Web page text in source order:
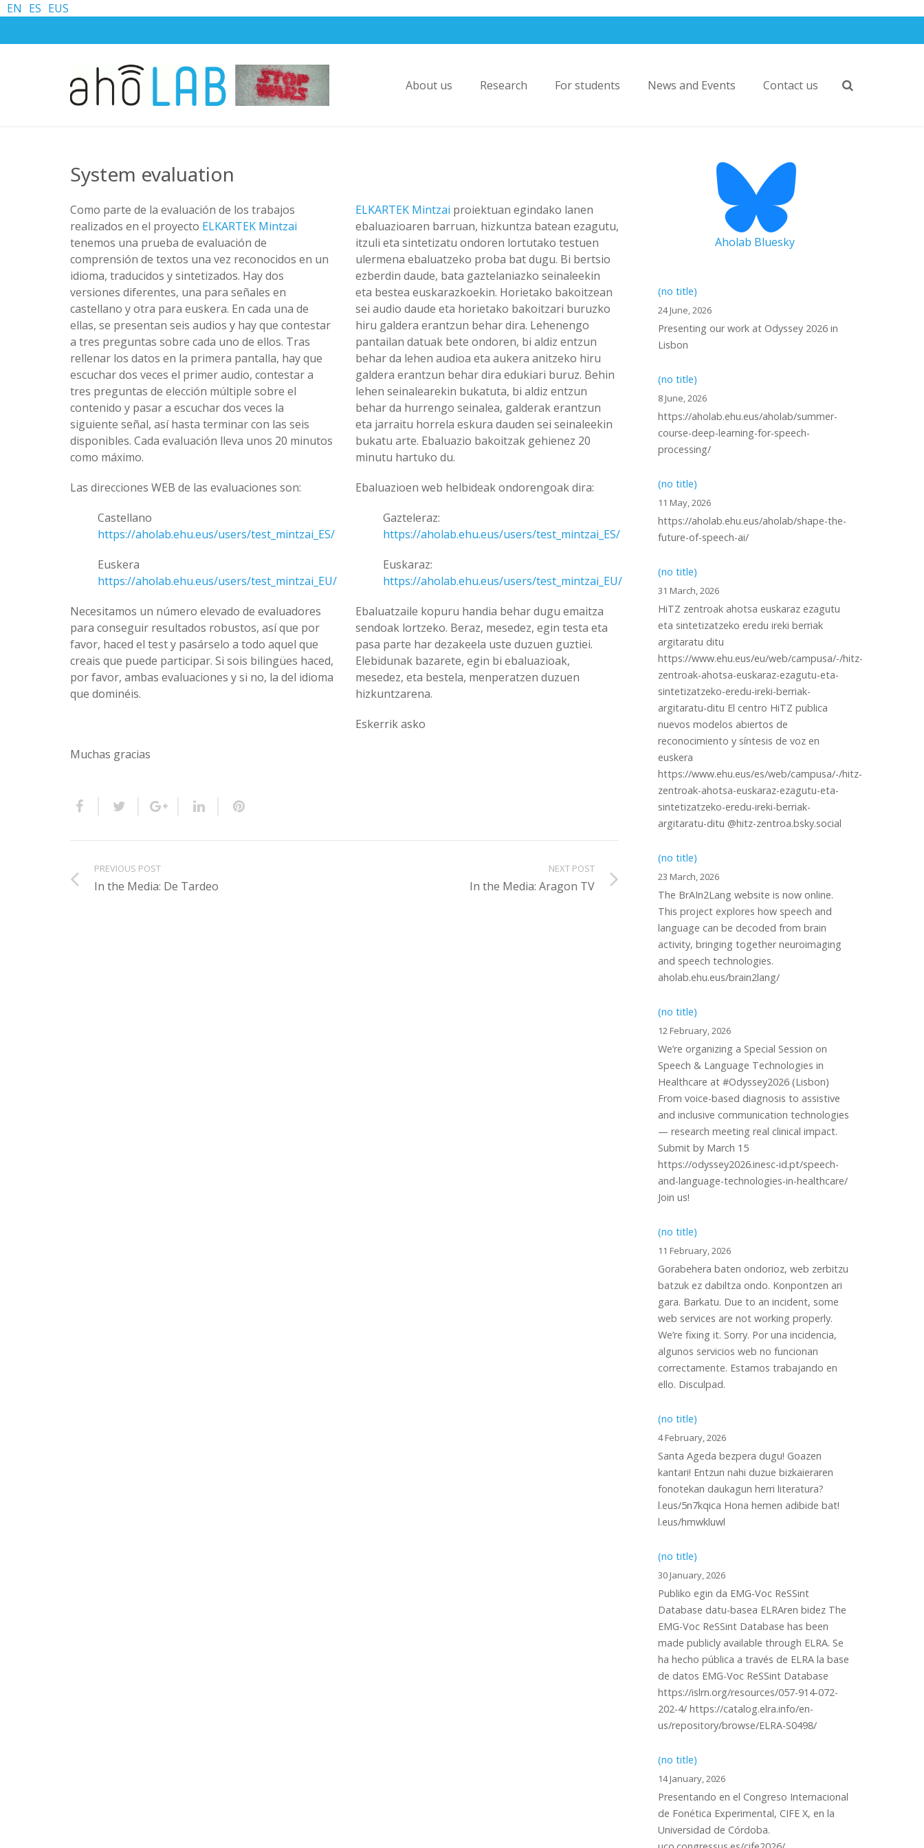
EN ES EUS
About us Research For students News and Events Contact us
System evaluation
Como parte de la evaluación de los trabajos
realizados en el proyecto ELKARTEK Mintzai
tenemos una prueba de evaluación de
comprensión de textos una vez reconocidos en un
idioma, traducidos y sintetizados. Hay dos
versiones diferentes, una para señales en
castellano y otra para euskera. En cada una de
ellas, se presentan seis audios y hay que contestar
a tres preguntas sobre cada uno de ellos. Tras
rellenar los datos en la primera pantalla, hay que
escuchar dos veces el primer audio, contestar a
tres preguntas de elección múltiple sobre el
contenido y pasar a escuchar dos veces la
siguiente señal, así hasta terminar con las seis
disponibles. Cada evaluación lleva unos 20 minutos
como máximo.
Las direcciones WEB de las evaluaciones son:
Castellano
https://aholab.ehu.eus/users/test_mintzai_ES/
Euskera
https://aholab.ehu.eus/users/test_mintzai_EU/
Necesitamos un número elevado de evaluadores
para conseguir resultados robustos, así que por
favor, haced el test y pasárselo a todo aquel que
creais que puede participar. Si sois bilingües haced,
por favor, ambas evaluaciones y si no, la del idioma
que dominéis.
Muchas gracias
ELKARTEK Mintzai proiektuan egindako lanen
ebaluazioaren barruan, hizkuntza batean ezagutu,
itzuli eta sintetizatu ondoren lortutako testuen
ulermena ebaluatzeko proba bat dugu. Bi bertsio
ezberdin daude, bata gaztelaniazko seinaleekin
eta bestea euskarazkoekin. Horietako bakoitzean
sei audio daude eta horietako bakoitzari buruzko
hiru galdera erantzun behar dira. Lehenengo
pantailan datuak bete ondoren, bi aldiz entzun
behar da lehen audioa eta aukera anitzeko hiru
galdera erantzun behar dira edukiari buruz. Behin
lehen seinalearekin bukatuta, bi aldiz entzun
behar da hurrengo seinalea, galderak erantzun
eta jarraitu horrela eskura dauden sei seinaleekin
bukatu arte. Ebaluazio bakoitzak gehienez 20
minutu hartuko du.
Ebaluazioen web helbideak ondorengoak dira:
Gazteleraz:
https://aholab.ehu.eus/users/test_mintzai_ES/
Euskaraz:
https://aholab.ehu.eus/users/test_mintzai_EU/
Ebaluatzaile kopuru handia behar dugu emaitza
sendoak lortzeko. Beraz, mesedez, egin testa eta
pasa parte har dezakeela uste duzuen guztiei.
Elebidunak bazarete, egin bi ebaluazioak,
mesedez, eta bestela, menperatzen duzuen
hizkuntzarena.
Eskerrik asko
PREVIOUS POST
In the Media: De Tardeo
NEXT POST
In the Media: Aragon TV
Aholab Bluesky
(no title)
24 June, 2026
Presenting our work at Odyssey 2026 in
Lisbon
(no title)
8 June, 2026
https://aholab.ehu.eus/aholab/summer-
course-deep-learning-for-speech-
processing/
(no title)
11 May, 2026
https://aholab.ehu.eus/aholab/shape-the-
future-of-speech-ai/
(no title)
31 March, 2026
HiTZ zentroak ahotsa euskaraz ezagutu
eta sintetizatzeko eredu ireki berriak
argitaratu ditu
https://www.ehu.eus/eu/web/campusa/-/hitz-
zentroak-ahotsa-euskaraz-ezagutu-eta-
sintetizatzeko-eredu-ireki-berriak-
argitaratu-ditu El centro HiTZ publica
nuevos modelos abiertos de
reconocimiento y síntesis de voz en
euskera
https://www.ehu.eus/es/web/campusa/-/hitz-
zentroak-ahotsa-euskaraz-ezagutu-eta-
sintetizatzeko-eredu-ireki-berriak-
argitaratu-ditu @hitz-zentroa.bsky.social
(no title)
23 March, 2026
The BrAIn2Lang website is now online.
This project explores how speech and
language can be decoded from brain
activity, bringing together neuroimaging
and speech technologies.
aholab.ehu.eus/brain2lang/
(no title)
12 February, 2026
We’re organizing a Special Session on
Speech & Language Technologies in
Healthcare at #Odyssey2026 (Lisbon)
From voice-based diagnosis to assistive
and inclusive communication technologies
— research meeting real clinical impact.
Submit by March 15
https://odyssey2026.inesc-id.pt/speech-
and-language-technologies-in-healthcare/
Join us!
(no title)
11 February, 2026
Gorabehera baten ondorioz, web zerbitzu
batzuk ez dabiltza ondo. Konpontzen ari
gara. Barkatu. Due to an incident, some
web services are not working properly.
We’re fixing it. Sorry. Por una incidencia,
algunos servicios web no funcionan
correctamente. Estamos trabajando en
ello. Disculpad.
(no title)
4 February, 2026
Santa Ageda bezpera dugu! Goazen
kantari! Entzun nahi duzue bizkaieraren
fonotekan daukagun herri literatura?
l.eus/5n7kqica Hona hemen adibide bat!
l.eus/hmwkluwl
(no title)
30 January, 2026
Publiko egin da EMG-Voc ReSSint
Database datu-basea ELRAren bidez The
EMG-Voc ReSSint Database has been
made publicly available through ELRA. Se
ha hecho pública a través de ELRA la base
de datos EMG-Voc ReSSint Database
https://islrn.org/resources/057-914-072-
202-4/ https://catalog.elra.info/en-
us/repository/browse/ELRA-S0498/
(no title)
14 January, 2026
Presentando en el Congreso Internacional
de Fonética Experimental, CIFE X, en la
Universidad de Córdoba.